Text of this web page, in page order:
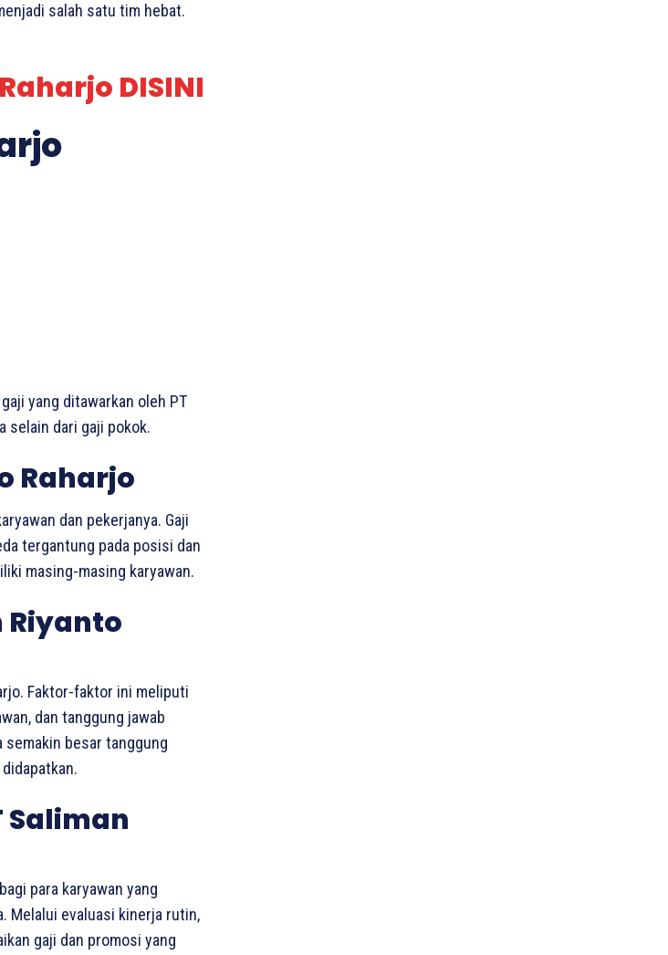
salah satu tim hebat.
DISINI
yang ditawarkan oleh PT
selain dari gaji pokok.
Raharjo
dan pekerjanya. Gaji
tergantung pada posisi dan
masing-masing karyawan.
Riyanto
Faktor-faktor ini meliputi
dan tanggung jawab
semakin besar tanggung
Saliman
para karyawan yang
Melalui evaluasi kinerja rutin,
gaji dan promosi yang